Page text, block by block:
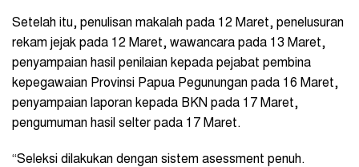
Setelah itu, penulisan makalah pada 12 Maret, penelusuran
rekam jejak pada 12 Maret, wawancara pada 13 Maret,
penyampaian hasil penilaian kepada pejabat pembina
kepegawaian Provinsi Papua Pegunungan pada 16 Maret,
penyampaian laporan kepada BKN pada 17 Maret,
pengumuman hasil selter pada 17 Maret.
“Seleksi dilakukan dengan sistem asessment penuh.